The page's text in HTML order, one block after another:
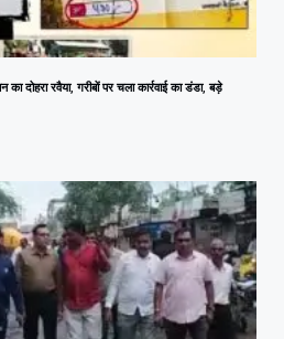
दोहरा रवैया, गरीबों पर चला कार्रवाई का डंडा, बड़े